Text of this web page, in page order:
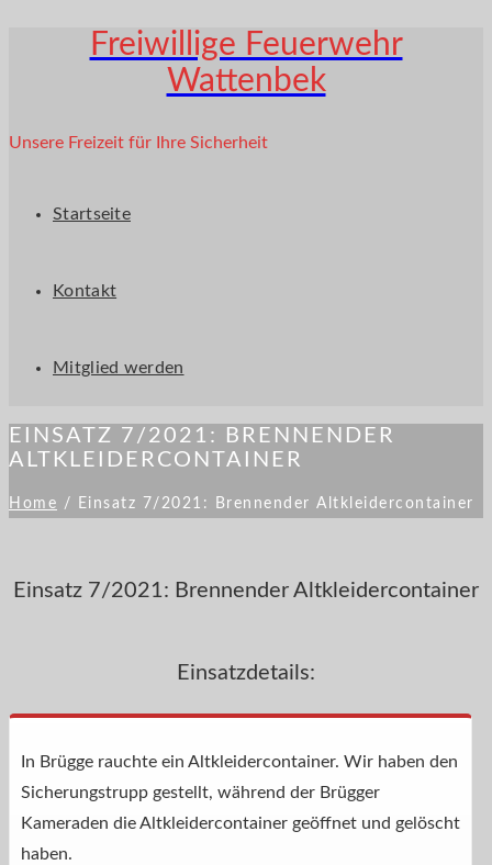
Freiwillige Feuerwehr
Wattenbek
Unsere Freizeit für Ihre Sicherheit
Startseite
Kontakt
Mitglied werden
EINSATZ 7/2021: BRENNENDER
ALTKLEIDERCONTAINER
Home / Einsatz 7/2021: Brennender Altkleidercontainer
Einsatz 7/2021: Brennender Altkleidercontainer
Einsatzdetails:
In Brügge rauchte ein Altkleidercontainer. Wir haben den
Sicherungstrupp gestellt, während der Brügger
Kameraden die Altkleidercontainer geöffnet und gelöscht
haben.